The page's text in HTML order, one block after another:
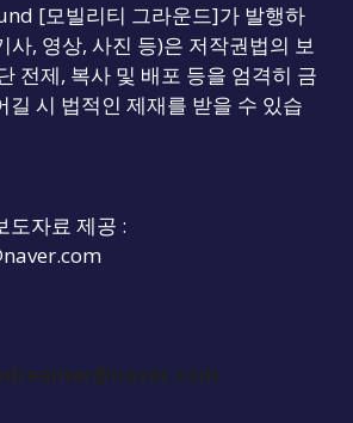
[모빌리티 그라운드]가 발행하
사, 영상, 사진 등)은 저작권법의 보
전제, 복사 및 배포 등을 엄격히 금
길 시 법적인 제재를 받을 수 있습
도자료 제공 :